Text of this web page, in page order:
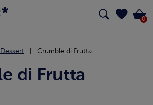
0
Crumble di Frutta
di Frutta